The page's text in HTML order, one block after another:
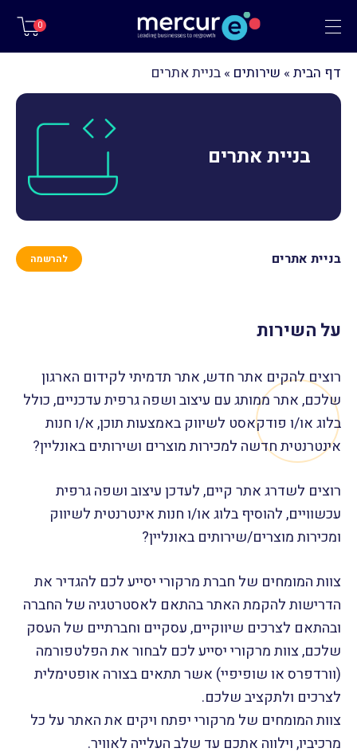
תפריט 0
דף הבית » שירותים » בניית אתרים
בניית אתרים
בניית אתרים להרשמה
על השירות
רוצים להקים אתר חדש, אתר תדמיתי לקידום הארגון
שלכם, אתר ממותג עם עיצוב ושפה גרפית עדכניים, כולל
בלוג או/ו פודקאסט לשיווק באמצעות תוכן, א/ו חנות
אינטרנטית חדשה למכירות מוצרים ושירותים באונליין?
רוצים לשדרג אתר קיים, לעדכן עיצוב ושפה גרפית
עכשוויים, להוסיף בלוג או/ו חנות אינטרנטית לשיווק
ומכירות מוצרים/שירותים באונליין?
צוות המומחים של חברת מרקורי יסייע לכם להגדיר את
הדרישות להקמת האתר בהתאם לאסטרטגיה של החברה
ובהתאם לצרכים שיווקיים, עסקיים וחברתיים של העסק
שלכם, צוות מרקורי יסייע לכם לבחור את הפלטפורמה
(וורדפרס או שופיפיי) אשר תתאים בצורה אופטימלית
לצרכים ולתקציב שלכם.
צוות המומחים של מרקורי יפתח ויקים את האתר על כל
מרכיביו, וילווה אתכם עד שלב העלייה לאוויר.